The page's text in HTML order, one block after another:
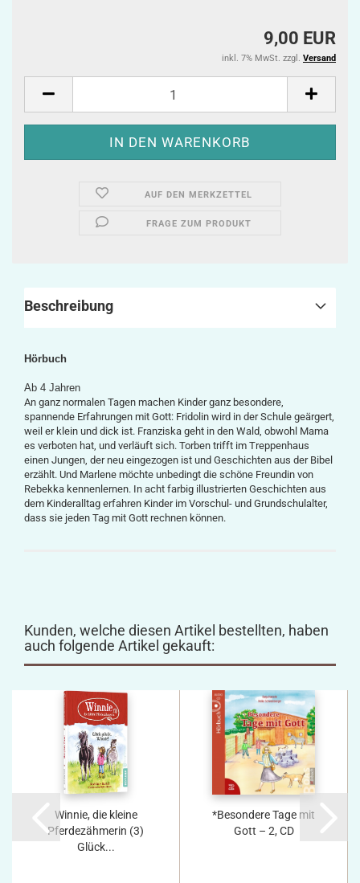
9,00 EUR
inkl. 7% MwSt. zzgl. Versand
AUF DEN MERKZETTEL
FRAGE ZUM PRODUKT
Beschreibung
Hörbuch
Ab 4 Jahren
An ganz normalen Tagen machen Kinder ganz besondere,
spannende Erfahrungen mit Gott: Fridolin wird in der Schule geärgert,
weil er klein und dick ist. Franziska geht in den Wald, obwohl Mama
es verboten hat, und verläuft sich. Torben trifft im Treppenhaus
einen Jungen, der neu eingezogen ist und Geschichten aus der Bibel
erzählt. Und Marlene möchte unbedingt die schöne Freundin von
Rebekka kennenlernen. In acht farbig illustrierten Geschichten aus
dem Kinderalltag erfahren Kinder im Vorschul- und Grundschulalter,
dass sie jeden Tag mit Gott rechnen können.
Kunden, welche diesen Artikel bestellten, haben
auch folgende Artikel gekauft:
Winnie, die kleine
Pferdezähmerin (3)
Glück...
*Besondere Tage mit
Gott – 2, CD